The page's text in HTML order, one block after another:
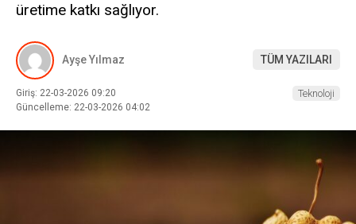
üretime katkı sağlıyor.
Ayşe Yılmaz TÜM YAZILARI
Giriş: 22-03-2026 09:20
Güncelleme: 22-03-2026 04:02
Teknoloji